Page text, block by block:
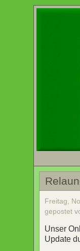
Freitag,
gepostet
Unser
Update